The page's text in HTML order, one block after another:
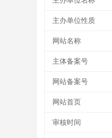
主办单位性质
网站名称
主体备案号
网站备案号
网站首页
审核时间